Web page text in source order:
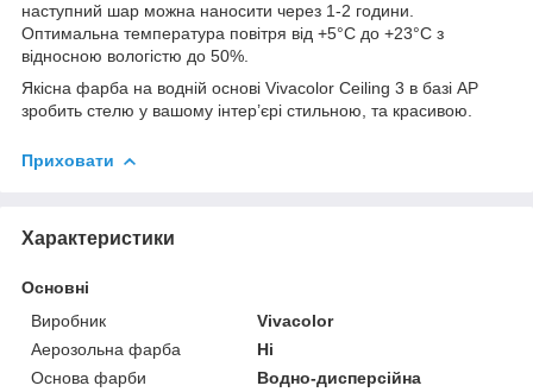
наступний шар можна наносити через 1-2 години.
Оптимальна температура повітря від +5°C до +23°C з
відносною вологістю до 50%.
Якісна фарба на водній основі Vivacolor Ceiling 3 в базі AP
зробить стелю у вашому інтер’єрі стильною, та красивою.
Приховати
Характеристики
Основні
Виробник
Vivacolor
Аерозольна фарба
Ні
Основа фарби
Водно-дисперсійна